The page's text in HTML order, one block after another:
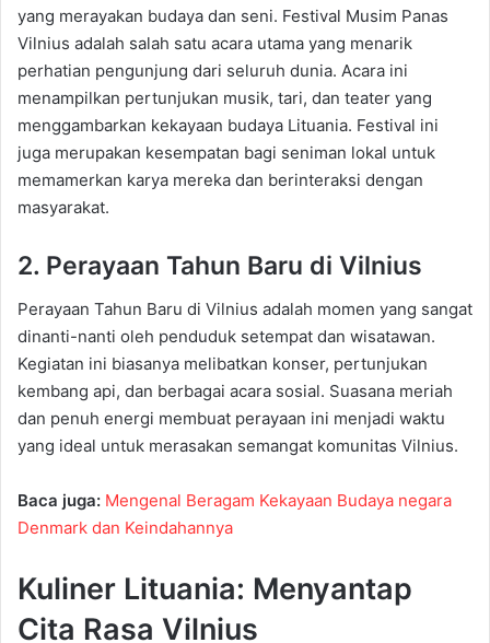
yang merayakan budaya dan seni. Festival Musim Panas
Vilnius adalah salah satu acara utama yang menarik
perhatian pengunjung dari seluruh dunia. Acara ini
menampilkan pertunjukan musik, tari, dan teater yang
menggambarkan kekayaan budaya Lituania. Festival ini
juga merupakan kesempatan bagi seniman lokal untuk
memamerkan karya mereka dan berinteraksi dengan
masyarakat.
2. Perayaan Tahun Baru di Vilnius
Perayaan Tahun Baru di Vilnius adalah momen yang sangat
dinanti-nanti oleh penduduk setempat dan wisatawan.
Kegiatan ini biasanya melibatkan konser, pertunjukan
kembang api, dan berbagai acara sosial. Suasana meriah
dan penuh energi membuat perayaan ini menjadi waktu
yang ideal untuk merasakan semangat komunitas Vilnius.
Baca juga: Mengenal Beragam Kekayaan Budaya negara
Denmark dan Keindahannya
Kuliner Lituania: Menyantap
Cita Rasa Vilnius